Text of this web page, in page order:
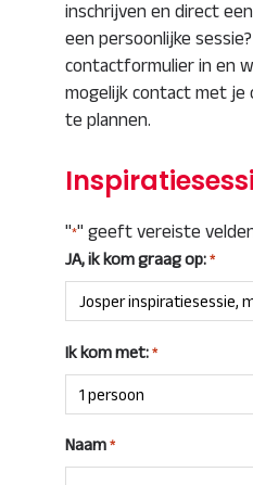
inschrijven en direct
een persoonlijke
contactformulier in en
mogelijk contact met je
te plannen.
"*" geeft vereiste
JA, ik kom graag op: *
Ik kom met: *
Naam *